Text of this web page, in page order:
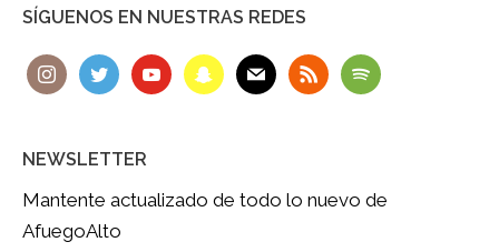
SÍGUENOS EN NUESTRAS REDES
NEWSLETTER
Mantente actualizado de todo lo nuevo de
AfuegoAlto